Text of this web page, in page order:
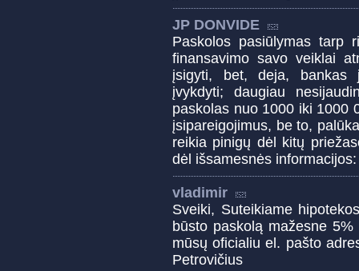
JP DONVIDE
Paskolos pasiūlymas tarp
finansavimo savo veiklai
įsigyti, bet, deja, bankas
įvykdyti; daugiau
paskolas nuo 1000 iki 1000
įsipareigojimus, be to,
reikia pinigų dėl kitų
dėl išsamesnės
vladimir
Sveiki, Suteikiame
būsto paskolą mažesne
mūsų oficialiu el. pašto
Petrovičius